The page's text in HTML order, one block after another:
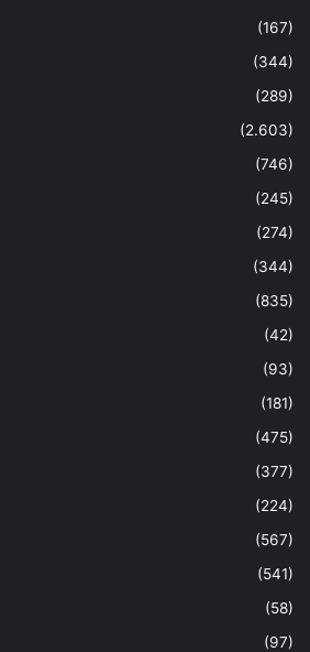
(167)
(344)
(289)
(2.603)
(746)
(245)
(274)
(344)
(835)
(42)
(93)
(181)
(475)
(377)
(224)
(567)
(541)
(58)
(97)